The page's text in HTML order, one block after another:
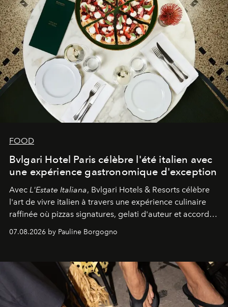
FOOD
Bvlgari Hotel Paris célèbre l'été italien avec
une expérience gastronomique d'exception
Avec L'Estate Italiana, Bvlgari Hotels & Resorts célèbre
l'art de vivre italien à travers une expérience culinaire
raffinée où pizzas signatures, gelati d'auteur et accords
d'exception composent un véritable voyage sensoriel.
07.08.2026 by Pauline Borgogno